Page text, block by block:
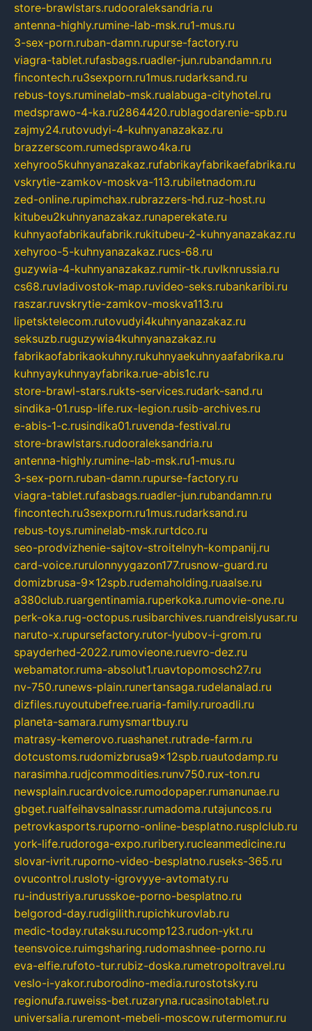
store-brawlstars.rudooraleksandria.ru
antenna-highly.rumine-lab-msk.ru1-mus.ru
3-sex-porn.ruban-damn.rupurse-factory.ru
viagra-tablet.rufasbags.ruadler-jun.rubandamn.ru
fincontech.ru3sexporn.ru1mus.rudarksand.ru
rebus-toys.ruminelab-msk.rualabuga-cityhotel.ru
medsprawo-4-ka.ru2864420.rublagodarenie-spb.ru
zajmy24.rutovudyi-4-kuhnyanazakaz.ru
brazzerscom.rumedsprawo4ka.ru
xehyroo5kuhnyanazakaz.rufabrikayfabrikaefabrika.ru
vskrytie-zamkov-moskva-113.rubiletnadom.ru
zed-online.rupimchax.rubrazzers-hd.ruz-host.ru
kitubeu2kuhnyanazakaz.runaperekate.ru
kuhnyaofabrikaufabrik.rukitubeu-2-kuhnyanazakaz.ru
xehyroo-5-kuhnyanazakaz.rucs-68.ru
guzywia-4-kuhnyanazakaz.rumir-tk.ruvlknrussia.ru
cs68.ruvladivostok-map.ruvideo-seks.rubankaribi.ru
raszar.ruvskrytie-zamkov-moskva113.ru
lipetsktelecom.rutovudyi4kuhnyanazakaz.ru
seksuzb.ruguzywia4kuhnyanazakaz.ru
fabrikaofabrikaokuhny.rukuhnyaekuhnyaafabrika.ru
kuhnyaykuhnyayfabrika.rue-abis1c.ru
store-brawl-stars.rukts-services.rudark-sand.ru
sindika-01.rusp-life.rux-legion.rusib-archives.ru
e-abis-1-c.rusindika01.ruvenda-festival.ru
store-brawlstars.rudooraleksandria.ru
antenna-highly.rumine-lab-msk.ru1-mus.ru
3-sex-porn.ruban-damn.rupurse-factory.ru
viagra-tablet.rufasbags.ruadler-jun.rubandamn.ru
fincontech.ru3sexporn.ru1mus.rudarksand.ru
rebus-toys.ruminelab-msk.rurtdco.ru
seo-prodvizhenie-sajtov-stroitelnyh-kompanij.ru
card-voice.rurulonnyygazon177.rusnow-guard.ru
domizbrusa-9x12spb.rudemaholding.ruaalse.ru
a380club.ruargentinamia.ruperkoka.rumovie-one.ru
perk-oka.rug-octopus.rusibarchives.ruandreislyusar.ru
naruto-x.rupursefactory.rutor-lyubov-i-grom.ru
spayderhed-2022.rumovieone.ruevro-dez.ru
webamator.ruma-absolut1.ruavtopomosch27.ru
nv-750.runews-plain.runertansaga.rudelanalad.ru
dizfiles.ruyoutubefree.ruaria-family.ruroadli.ru
planeta-samara.rumysmartbuy.ru
matrasy-kemerovo.ruashanet.rutrade-farm.ru
dotcustoms.rudomizbrusa9x12spb.ruautodamp.ru
narasimha.rudjcommodities.runv750.rux-ton.ru
newsplain.rucardvoice.rumodopaper.rumanunae.ru
gbget.rualfeihavsalnassr.rumadoma.rutajuncos.ru
petrovkasports.ruporno-online-besplatno.rusplclub.ru
york-life.rudoroga-expo.ruribery.rucleanmedicine.ru
slovar-ivrit.ruporno-video-besplatno.ruseks-365.ru
ovucontrol.rusloty-igrovyye-avtomaty.ru
ru-industriya.rurusskoe-porno-besplatno.ru
belgorod-day.rudigilith.rupichkurovlab.ru
medic-today.rutaksu.rucomp123.rudon-ykt.ru
teensvoice.ruimgsharing.rudomashnee-porno.ru
eva-elfie.rufoto-tur.rubiz-doska.rumetropoltravel.ru
veslo-i-yakor.ruborodino-media.rurostotsky.ru
regionufa.ruweiss-bet.ruzaryna.rucasinotablet.ru
universalia.ruremont-mebeli-moscow.rutermomur.ru